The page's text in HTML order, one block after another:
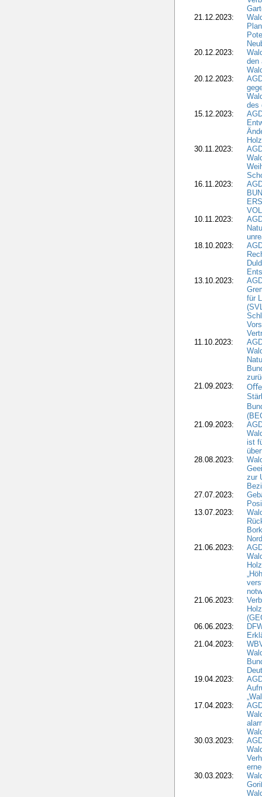
21.12.2023:
20.12.2023:
den
20.12.2023:
des
15.12.2023:
30.11.2023:
16.11.2023:
10.11.2023:
18.10.2023:
13.10.2023:
für
11.10.2023:
21.09.2023:
21.09.2023:
ist
28.08.2023:
zur
27.07.2023:
13.07.2023:
21.06.2023:
21.06.2023:
06.06.2023:
21.04.2023:
19.04.2023:
17.04.2023:
30.03.2023:
30.03.2023: